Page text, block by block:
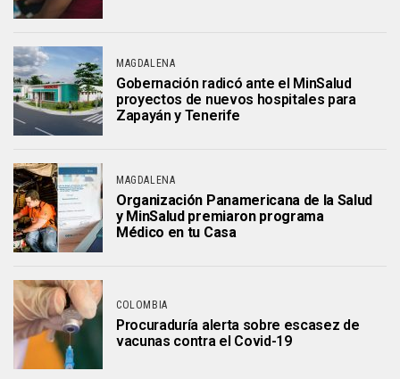
MAGDALENA
Gobernación radicó ante el MinSalud
proyectos de nuevos hospitales para
Zapayán y Tenerife
MAGDALENA
Organización Panamericana de la Salud
y MinSalud premiaron programa
Médico en tu Casa
COLOMBIA
Procuraduría alerta sobre escasez de
vacunas contra el Covid-19